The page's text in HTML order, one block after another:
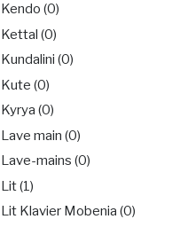
Kendo (0)
Kettal (0)
Kundalini (0)
Kute (0)
Kyrya (0)
Lave main (0)
Lave-mains (0)
Lit(1)
Lit Klavier Mobenia (0)